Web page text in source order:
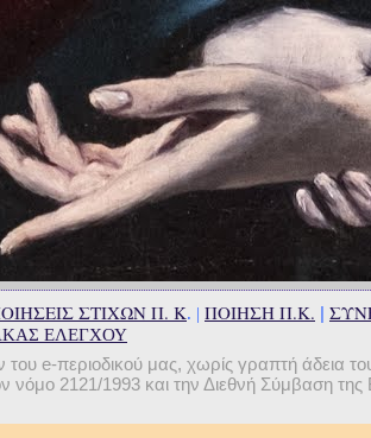
ΣΤΙΧΩΝ Π. Κ. | ΠΟΙΗΣΗ Π.Κ. |
ΕΛΕΓΧΟΥ
e-περιοδικού μας, χωρίς γραπτή άδεια
νόμο 2121/1993 και την Διεθνή Σύμβαση